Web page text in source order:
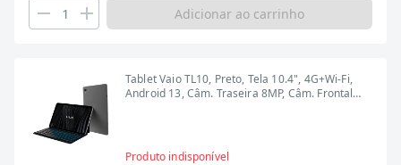
Adicionar ao carrinho
Tablet Vaio TL10, Preto, Tela 10.4", 4G+Wi-Fi,
Android 13, Câm. Traseira 8MP, Câm. Frontal
Produto indisponível